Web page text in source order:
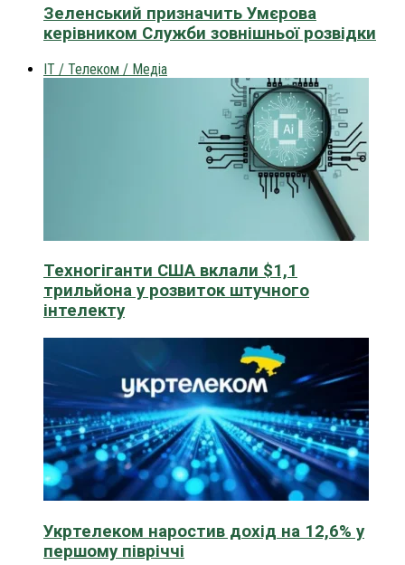
Зеленський призначить Умєрова
керівником Служби зовнішньої розвідки
IT / Телеком / Медіа
Техногіганти США вклали $1,1
трильйона у розвиток штучного
інтелекту
Укртелеком наростив дохід на 12,6% у
першому півріччі